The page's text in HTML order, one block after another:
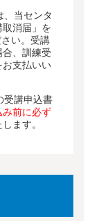
、当センタ
消届」を
い。受講
、訓練受
お支払いい
受講申込書
み前に必ず
ます。